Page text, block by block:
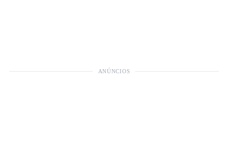
ANÚNCIOS